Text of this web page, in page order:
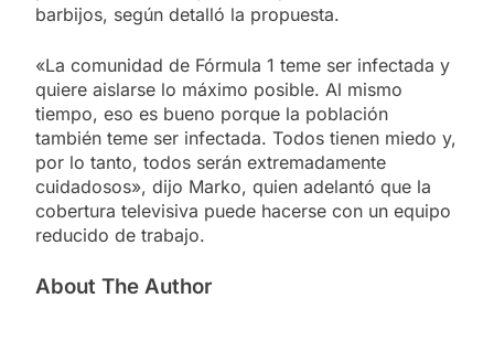
barbijos, según detalló la propuesta.
«La comunidad de Fórmula 1 teme ser infectada y
quiere aislarse lo máximo posible. Al mismo
tiempo, eso es bueno porque la población
también teme ser infectada. Todos tienen miedo y,
por lo tanto, todos serán extremadamente
cuidadosos», dijo Marko, quien adelantó que la
cobertura televisiva puede hacerse con un equipo
reducido de trabajo.
About The Author